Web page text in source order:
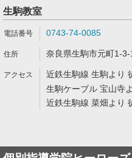
生駒教室
0743-74-0085
奈良県生駒市元町1-
近鉄生駒線 生駒より
生駒ケーブル 宝山寺
近鉄生駒線 菜畑より